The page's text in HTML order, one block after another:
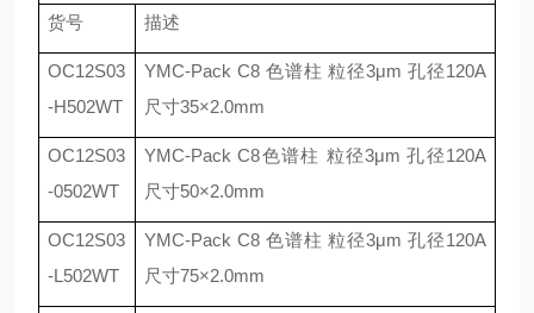
货号 描述
OC12S03
-H502WT
YMC-Pack C8 色谱柱 粒径3μm孔径120A
尺寸35×2.0mm
OC12S03
-0502WT
YMC-Pack C8色谱柱 粒径3μm孔径120A
尺寸50×2.0mm
OC12S03
-L502WT
YMC-Pack C8 色谱柱 粒径3μm孔径120A
尺寸75×2.0mm